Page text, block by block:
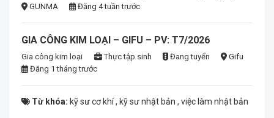
GUNMA
Đăng 4 tuần trước
GIA CÔNG KIM LOẠI – GIFU – PV: T7/2026
Gia công kim loại Thực tập sinh Đang tuyển
Gifu
Đăng 1 tháng trước
Từ khóa: kỹ sư cơ khí, kỹ sư nhật bản , việc làm nhật bản